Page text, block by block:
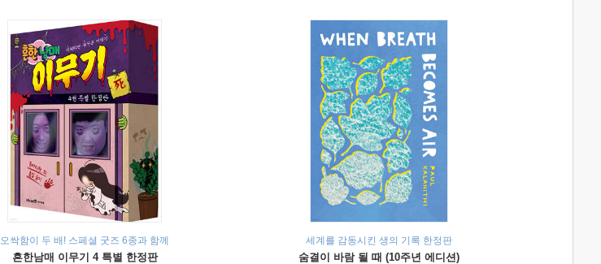
오싹함이 두 배! 스페셜 굿즈 6종과 함께
흔한남매 이무기 4 특별 한정판
세계를 감동시킨 생의 기록 한정판
숨결이 바람 될 때 (10주년 에디션)